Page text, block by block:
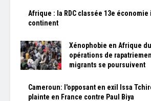
Afrique : la RDC classée 13e
continent
Xénophobie en Afrique
opérations de
migrants se poursuivent
Cameroun: l'opposant en exil Issa
plainte en France contre Paul Biya